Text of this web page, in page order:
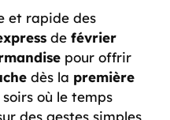
et rapide des
de février
pour offrir
dès la première
où le temps
des gestes simples